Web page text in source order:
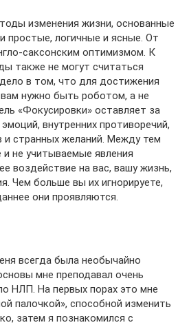
изменения жизни, основанные
простые, логичные и ясные. От
саксонским оптимизмом. К
также не могут считаться
в том, что для достижения
нужно быть роботом, а не
«Фокусировки» оставляет за
внутренних противоречий,
и странных желаний. Между тем
и не учитываемые явления
воздействие на вас, вашу жизнь,
Чем больше вы их игнорируете,
они проявляются.
всегда была необычайно
мне преподавал очень
НЛП. На первых порах это мне
палочкой», способной изменить
затем я познакомился с